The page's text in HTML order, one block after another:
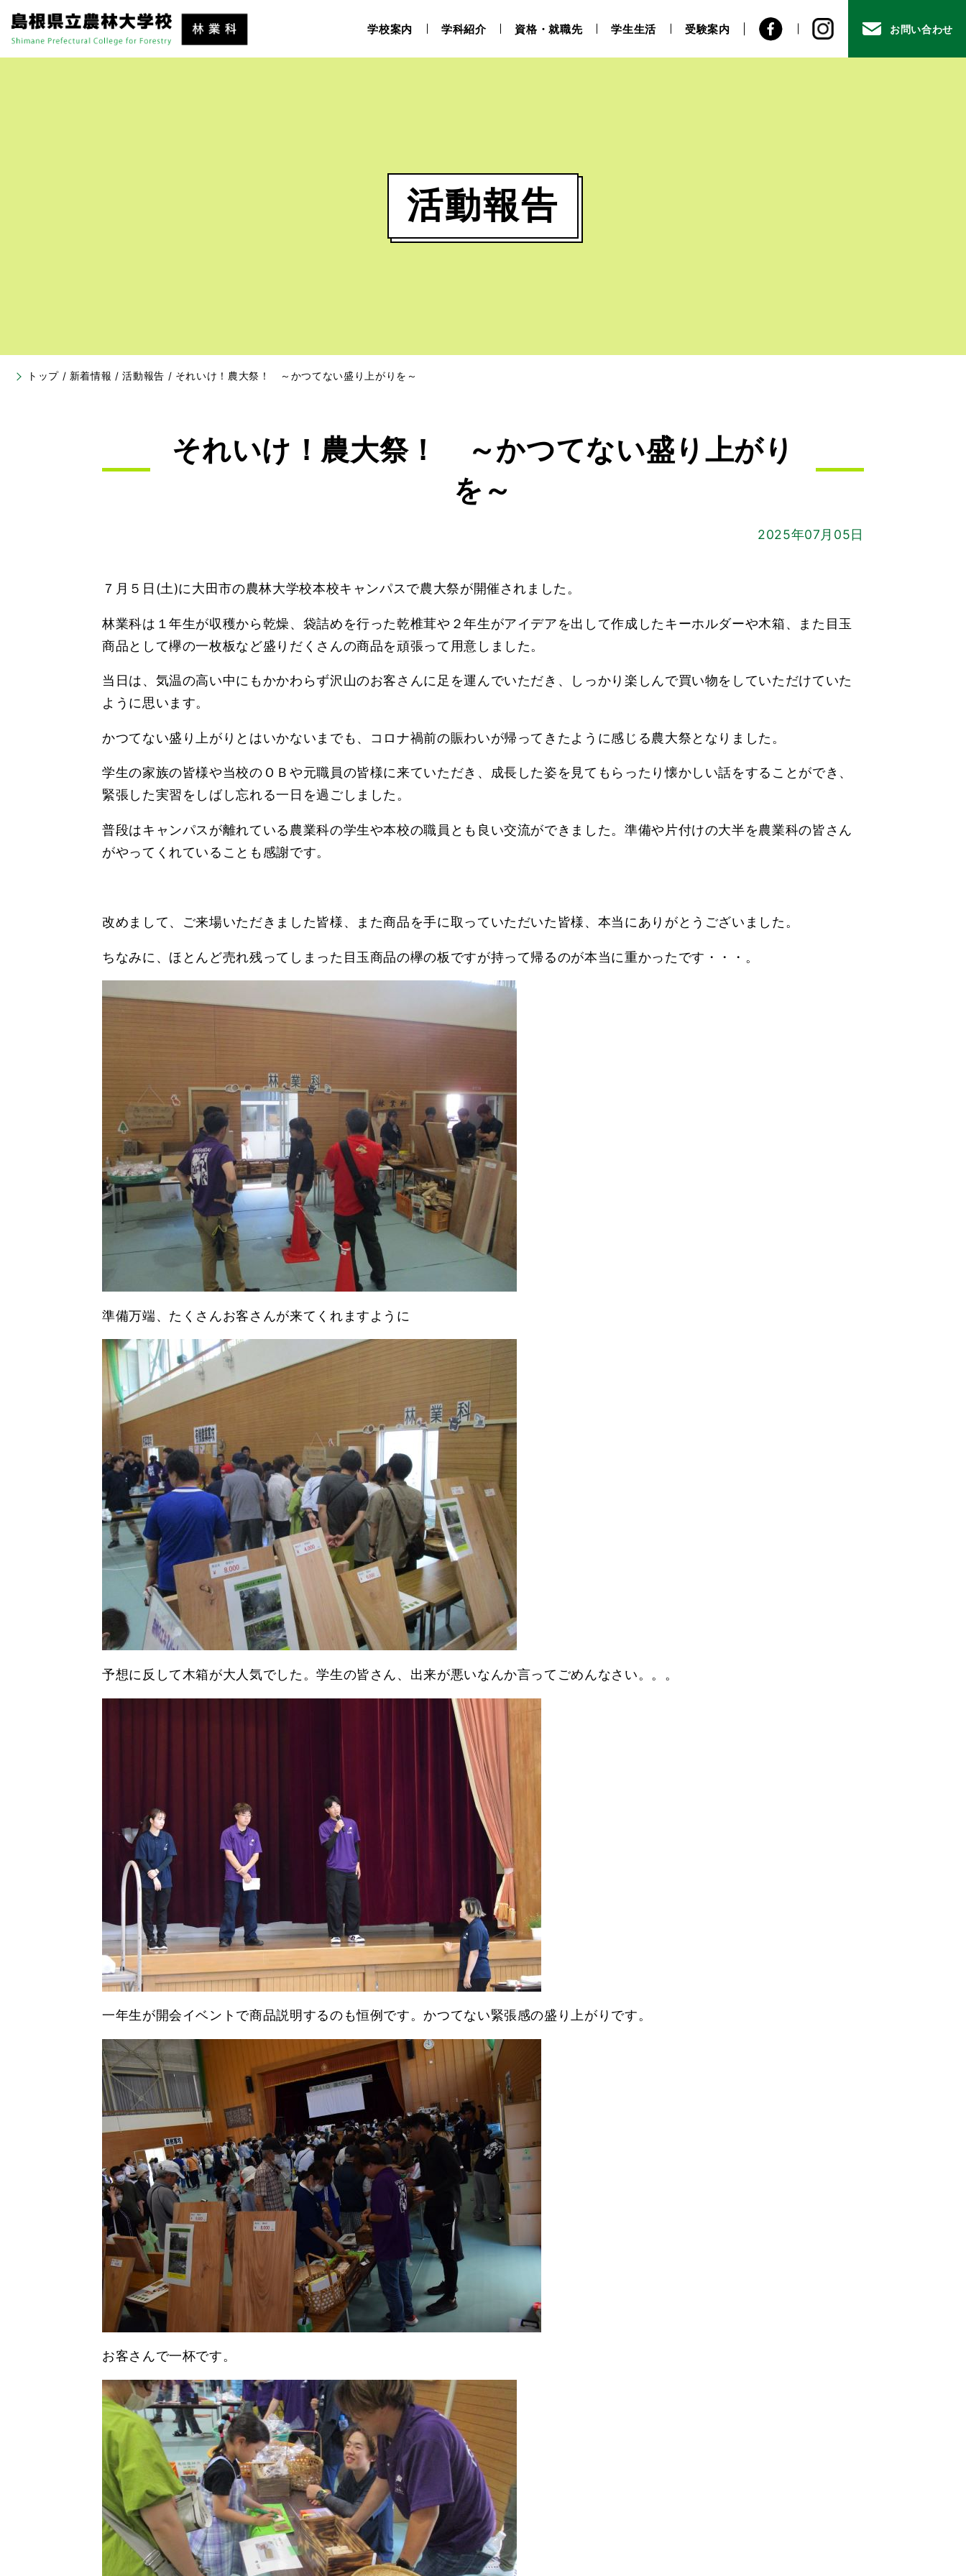
学校案内 学科紹介 資格・就職先 学生生活 受験案内 お問い合わせ
活動報告
トップ/ 新着情報 /活動報告 / それいけ！農大祭！ ～かつてない盛り上がりを～
それいけ！農大祭！ ～かつてない盛り上がり
を～
2025年07月05日
７月５日(土)に大田市の農林大学校本校キャンパスで農大祭が開催されました。
林業科は１年生が収穫から乾燥、袋詰めを行った乾椎茸や２年生がアイデアを出して作成したキーホルダーや木箱、また目玉
商品として欅の一枚板など盛りだくさんの商品を頑張って用意しました。
当日は、気温の高い中にもかかわらず沢山のお客さんに足を運んでいただき、しっかり楽しんで買い物をしていただけていた
ように思います。
かつてない盛り上がりとはいかないまでも、コロナ禍前の賑わいが帰ってきたように感じる農大祭となりました。
学生の家族の皆様や当校のＯＢや元職員の皆様に来ていただき、成長した姿を見てもらったり懐かしい話をすることができ、
緊張した実習をしばし忘れる一日を過ごしました。
普段はキャンパスが離れている農業科の学生や本校の職員とも良い交流ができました。準備や片付けの大半を農業科の皆さん
がやってくれていることも感謝です。
改めまして、ご来場いただきました皆様、また商品を手に取っていただいた皆様、本当にありがとうございました。
ちなみに、ほとんど売れ残ってしまった目玉商品の欅の板ですが持って帰るのが本当に重かったです・・・。
準備万端、たくさんお客さんが来てくれますように
予想に反して木箱が大人気でした。学生の皆さん、出来が悪いなんか言ってごめんなさい。。。
一年生が開会イベントで商品説明するのも恒例です。かつてない緊張感の盛り上がりです。
お客さんで一杯です。